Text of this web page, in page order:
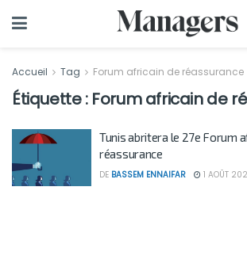
Accueil Tag Forum africain de réassurance
Étiquette : Forum africain de
Tunis abritera le 27e Forum
réassurance
DE BASSEM ENNAIFAR 1 AOÛT